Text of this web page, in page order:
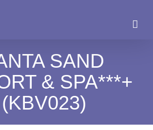
SAND
& SPA***+
(KBV023)